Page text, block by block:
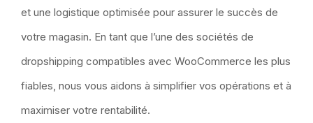
et une logistique optimisée pour assurer le succès de
votre magasin. En tant que l’une des sociétés de
dropshipping compatibles avec WooCommerce les plus
fiables, nous vous aidons à simplifier vos opérations et à
maximiser votre rentabilité.